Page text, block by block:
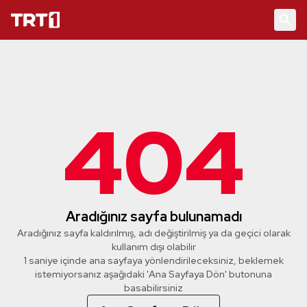
404
Aradığınız sayfa bulunamadı
Aradığınız sayfa kaldırılmış, adı değiştirilmiş ya da geçici olarak
kullanım dışı olabilir
1 saniye içinde ana sayfaya yönlendirileceksiniz, beklemek
istemiyorsanız aşağıdaki 'Ana Sayfaya Dön' butonuna
basabilirsiniz